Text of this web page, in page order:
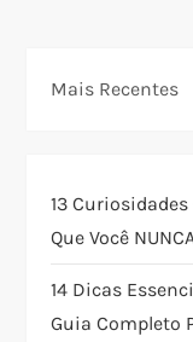
g
ç
ã
o
Mais Recentes
13
Que Você
14 Dicas
Guia Completo